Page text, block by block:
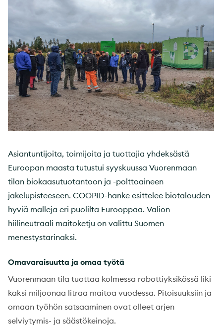
Asiantuntijoita, toimijoita ja tuottajia yhdeksästä
Euroopan maasta tutustui syyskuussa Vuorenmaan
tilan biokaasutuotantoon ja -polttoaineen
jakelupisteeseen. COOPID-hanke esittelee biotalouden
hyviä malleja eri puolilta Eurooppaa. Valion
hiilineutraali maitoketju on valittu Suomen
menestystarinaksi.
Omavaraisuutta ja omaa työtä
Vuorenmaan tila tuottaa kolmessa robottiyksikössä liki
kaksi miljoonaa litraa maitoa vuodessa. Pitoisuuksiin ja
omaan työhön satsaaminen ovat olleet arjen
selviytymis- ja säästökeinoja.